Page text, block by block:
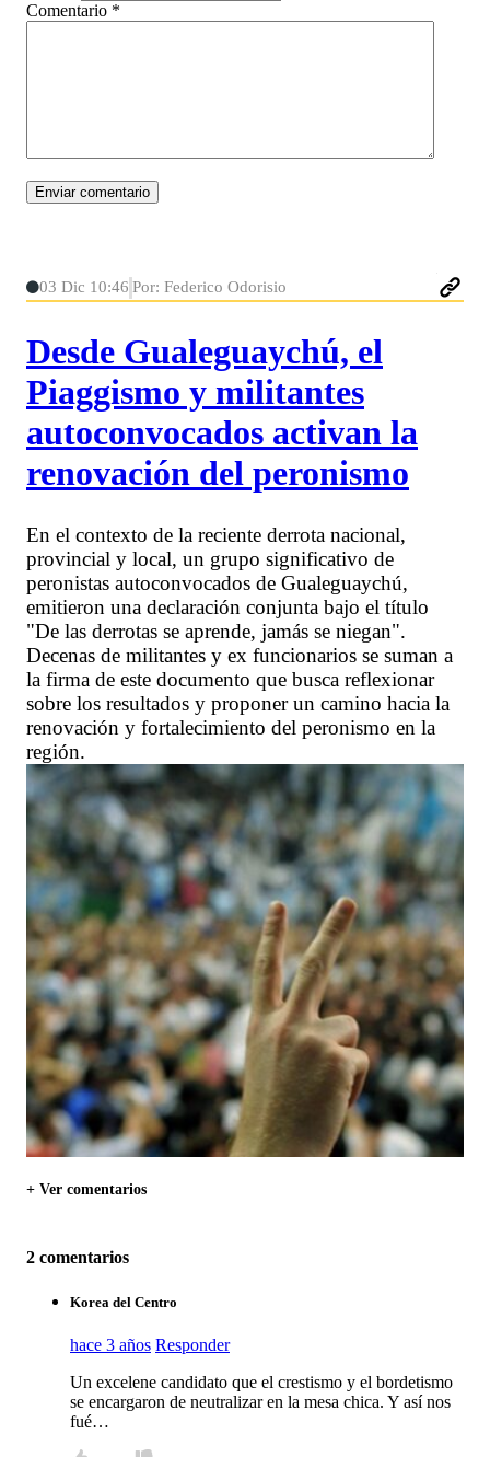
Comentario *
03 Dic 10:46 Por: Federico Odorisio
Desde Gualeguaychú, el
Piaggismo y militantes
autoconvocados activan la
renovación del peronismo
En el contexto de la reciente derrota nacional,
provincial y local, un grupo significativo de
peronistas autoconvocados de Gualeguaychú,
emitieron una declaración conjunta bajo el título
"De las derrotas se aprende, jamás se niegan".
Decenas de militantes y ex funcionarios se suman a
la firma de este documento que busca reflexionar
sobre los resultados y proponer un camino hacia la
renovación y fortalecimiento del peronismo en la
región.
+ Ver comentarios
2 comentarios
Korea del Centro
hace 3 años Responder
Un excelene candidato que el crestismo y el bordetismo
se encargaron de neutralizar en la mesa chica. Y así nos
fué…